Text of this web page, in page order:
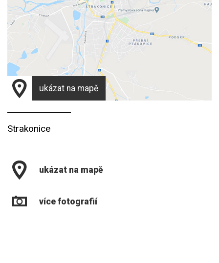
ukázat na mapě
Strakonice
ukázat na mapě
více fotografií